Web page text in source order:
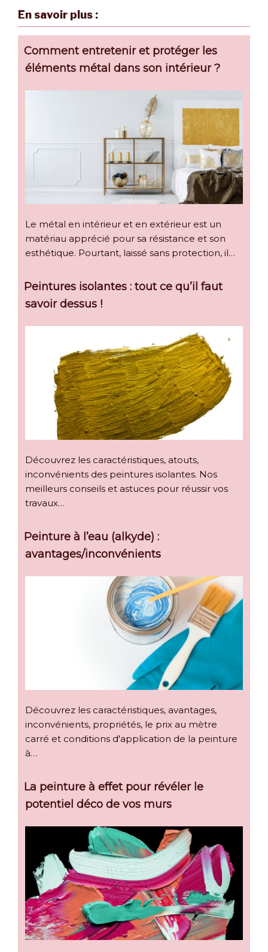
En savoir plus :
Comment entretenir et protéger les
éléments métal dans son intérieur ?
Le métal en intérieur et en extérieur est un
matériau apprécié pour sa résistance et son
esthétique. Pourtant, laissé sans protection, il…
Peintures isolantes : tout ce qu’il faut
savoir dessus !
Découvrez les caractéristiques, atouts,
inconvénients des peintures isolantes. Nos
meilleurs conseils et astuces pour réussir vos
travaux…
Peinture à l’eau (alkyde) :
avantages/inconvénients
Découvrez les caractéristiques, avantages,
inconvénients, propriétés, le prix au mètre
carré et conditions d'application de la peinture
à…
La peinture à effet pour révéler le
potentiel déco de vos murs